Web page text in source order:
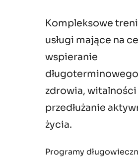
Kompleksowe
usługi mające na
wspieranie
długoterminowego
zdrowia, witalności
przedłużanie
życia.
Programy